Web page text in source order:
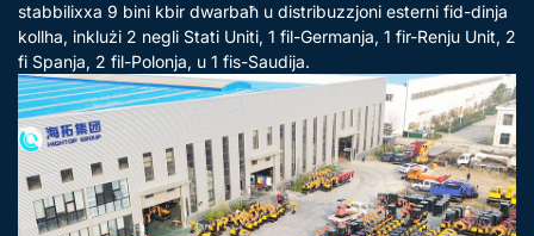
stabbilixxa 9 bini kbir dwarbaħ u distribuzzjoni esterni fid-dinja
kollha, inklużi 2 negli Stati Uniti, 1 fil-Germanja, 1 fir-Renju Unit, 2
fi Spanja, 2 fil-Polonja, u 1 fis-Saudija.